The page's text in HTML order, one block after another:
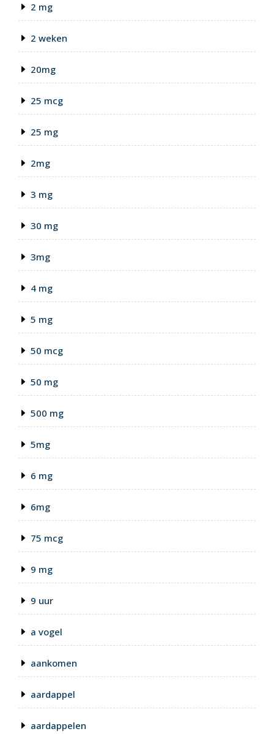
2 mg
2 weken
20mg
25 mcg
25 mg
2mg
3 mg
30 mg
3mg
4 mg
5 mg
50 mcg
50 mg
500 mg
5mg
6 mg
6mg
75 mcg
9 mg
9 uur
a vogel
aankomen
aardappel
aardappelen